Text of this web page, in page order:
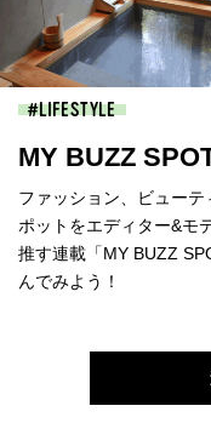
LIFESTYLE
MY BUZZ
ファッション、ビュー
ポットをエディター&モ
推す連載「MY BUZZ
んでみよう！